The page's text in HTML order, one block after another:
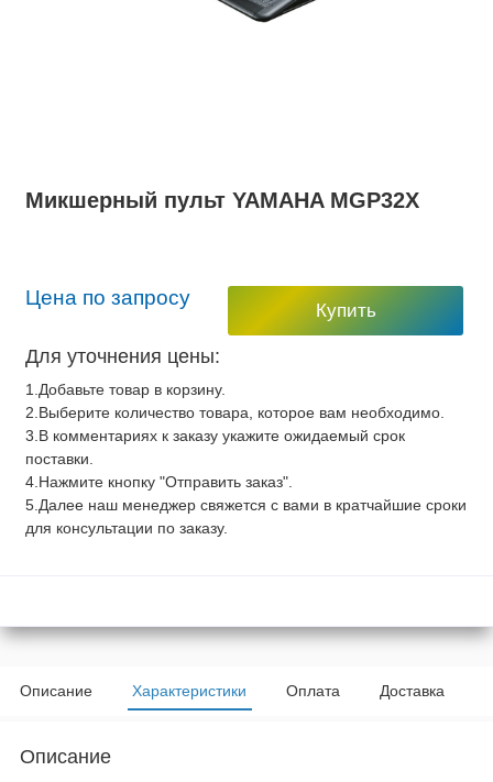
Микшерный пульт YAMAHA MGP32X
Цена по запросу
Купить
Для уточнения цены:
1.Добавьте товар в корзину.
2.Выберите количество товара, которое вам необходимо.
3.В комментариях к заказу укажите ожидаемый срок
поставки.
4.Нажмите кнопку "Отправить заказ".
5.Далее наш менеджер свяжется с вами в кратчайшие сроки
для консультации по заказу.
Описание Характеристики Оплата Доставка
Описание